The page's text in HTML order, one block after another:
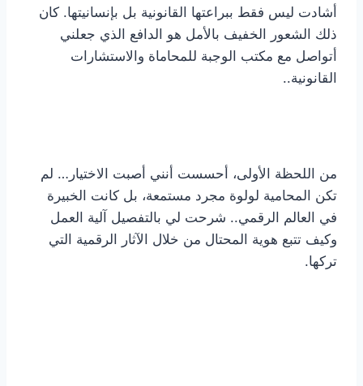
أشادت ليس فقط ببراعتها القانونية بل بإنسانيتها. كان
ذلك الشعور الخفيف بالأمل هو الدافع الذي جعلني
أتواصل مع مكتب الوجبة للمحاماة والاستشارات
القانونية..
من اللحظة الأولى، أحسست أنني أصبت الاختيار… لم
تكن المحامية لولوة مجرد مستمعة، بل كانت الخبيرة
في العالم الرقمي.. شرحت لي بالتفصيل آلية العمل
وكيف تتبع هوية المحتال من خلال الآثار الرقمية التي
تركها.